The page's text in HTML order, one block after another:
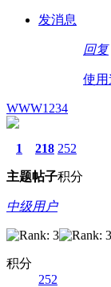
发消息
回复
使
WWW1234
1
主题
218
帖子
252
积分
中级用户
积分
252